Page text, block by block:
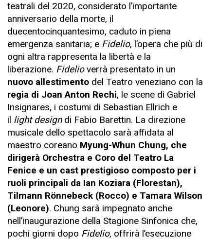
teatrali del 2020, considerato l’importante
anniversario della morte, il
duecentocinquantesimo, caduto in piena
emergenza sanitaria; e Fidelio, l’opera che più di
ogni altra rappresenta la libertà e la
liberazione. Fidelioverrà presentato in un
nuovo allestimento del Teatro veneziano con la
regia di Joan Anton Rechi, le scene di Gabriel
Insignares, i costumi di Sebastian Ellrich e
il light designdi Fabio Barettin. La direzione
musicale dello spettacolo sarà affidata al
maestro coreano Myung-Whun Chung, che
dirigerà Orchestra e Coro del Teatro La
Fenice e un cast prestigioso composto per i
ruoli principali da Ian Koziara (Florestan),
Tilmann Rönnebeck (Rocco) e Tamara Wilson
(Leonore). Chung sarà impegnato anche
nell’inaugurazione della Stagione Sinfonica che,
pochi giorni dopo Fidelio, offrirà l’esecuzione